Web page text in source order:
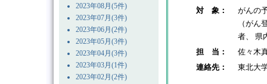
2023年08月(5件)
2023年07月(3件)
2023年06月(2件)
2023年05月(3件)
2023年04月(3件)
2023年03月(1件)
2023年02月(2件)
対 象：
がんの
（がん
者、 県
担 当：
佐々木
連絡先：
東北大